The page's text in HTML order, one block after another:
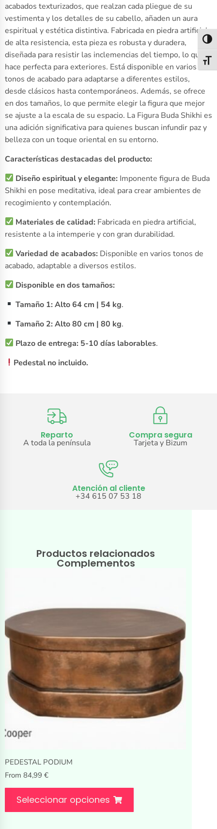
acabados texturizados, que realzan cada pliegue de su
vestimenta y los detalles de su cabello, añaden un aura
espiritual y estética distintiva. Fabricada en piedra artificial
de alta resistencia, esta pieza es robusta y duradera,
diseñada para resistir las inclemencias del tiempo, lo que la
hace perfecta para exteriores. Está disponible en varios
tonos de acabado para adaptarse a diferentes estilos,
desde clásicos hasta contemporáneos. Además, se ofrece
en dos tamaños, lo que permite elegir la figura que mejor
se ajuste a la escala de su espacio. La Figura Buda Shikhi es
una adición significativa para quienes buscan infundir paz y
belleza con un toque oriental en su entorno.
Características destacadas del producto:
Diseño espiritual y elegante: Imponente figura de Buda
Shikhi en pose meditativa, ideal para crear ambientes de
recogimiento y contemplación.
Materiales de calidad: Fabricada en piedra artificial,
resistente a la intemperie y con gran durabilidad.
Variedad de acabados: Disponible en varios tonos de
acabado, adaptable a diversos estilos.
Disponible en dos tamaños:
Tamaño 1: Alto 64 cm | 54 kg.
Tamaño 2: Alto 80 cm | 80 kg.
Plazo de entrega: 5-10 días laborables.
Pedestal no incluido.
Reparto
A toda la península
Compra segura
Tarjeta y Bizum
Atención al cliente
+34 615 07 53 18
Productos relacionados
Complementos
PEDESTAL PODIUM
From 84,99 €
Seleccionar opciones